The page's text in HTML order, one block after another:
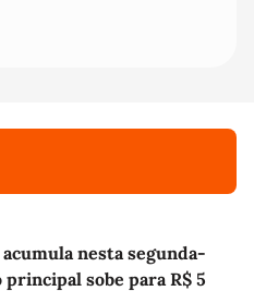
nesta segunda-
sobe para R$ 5